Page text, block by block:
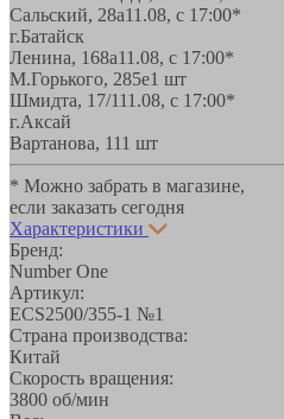
Сальский, 28a11.08, с 17:00*
г.Батайск
Ленина, 168а11.08, с 17:00*
М.Горького, 285е1 шт
Шмидта, 17/111.08, с 17:00*
г.Аксай
Вартанова, 111 шт
* Можно забрать в магазине,
если заказать сегодня
Характеристики
Бренд:
Number One
Артикул:
ECS2500/355-1 №1
Страна производства:
Китай
Скорость вращения:
3800 об/мин